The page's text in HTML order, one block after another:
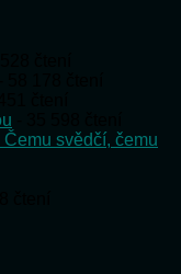
svědčí, čemu